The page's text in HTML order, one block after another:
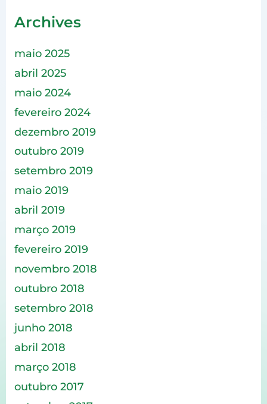
Archives
maio 2025
abril 2025
maio 2024
fevereiro 2024
dezembro 2019
outubro 2019
setembro 2019
maio 2019
abril 2019
março 2019
fevereiro 2019
novembro 2018
outubro 2018
setembro 2018
junho 2018
abril 2018
março 2018
outubro 2017